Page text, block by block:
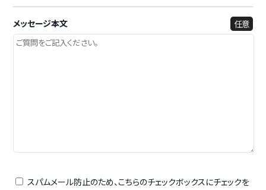
メッセージ本文 任意
スパムメール防止のため、こちらのチェックボックスにチェックを